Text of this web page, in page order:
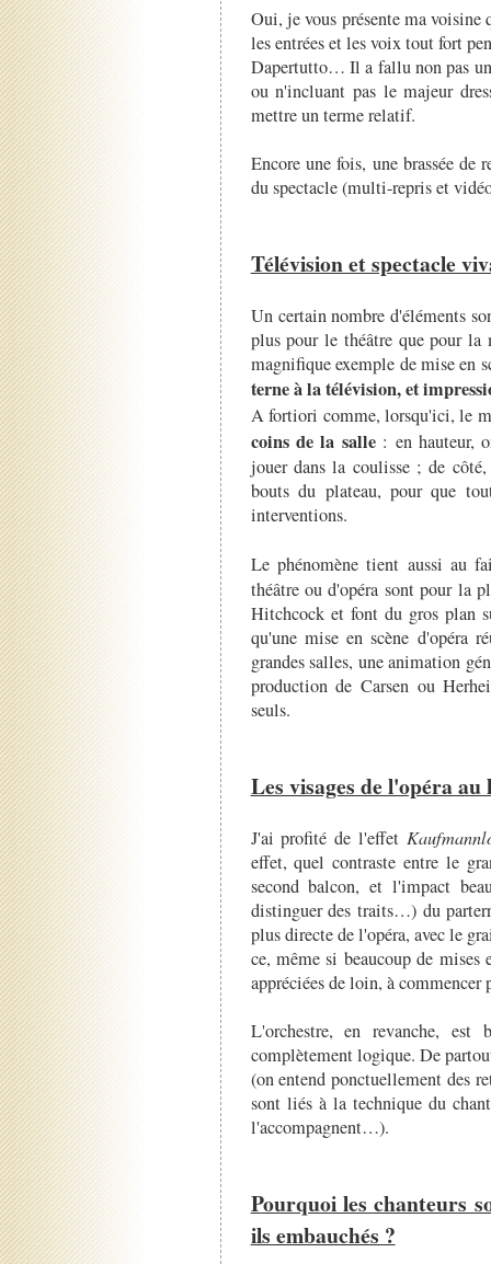
Oui, je vous présente ma
les entrées et les voix tout fort
Dapertutto… Il a fallu non pas
ou n'incluant pas le majeur
mettre un terme relatif.
Encore une fois, une brassée de
du spectacle (multi-repris et
Télévision et spectacle
Un certain nombre d'éléments
plus pour le théâtre que pour la
magnifique exemple de mise en
terne à la télévision, et
A fortiori comme, lorsqu'ici, le
coins de la salle: en hauteur,
jouer dans la coulisse ; de
bouts du plateau, pour que
interventions.
Le phénomène tient aussi au
théâtre ou d'opéra sont pour la
Hitchcock et font du gros plan
qu'une mise en scène d'opéra
grandes salles, une animation
production de Carsen ou
seuls.
Les visages de l'opéra
J'ai profité de l'effet
effet, quel contraste entre le
second balcon, et l'impact
distinguer des traits…) du
plus directe de l'opéra, avec le
ce, même si beaucoup de mises
appréciées de loin, à commencer
L'orchestre, en revanche,
complètement logique. De
(on entend ponctuellement des
sont liés à la technique du
l'accompagnent…).
Pourquoi les chanteurs
ils embauchés ?